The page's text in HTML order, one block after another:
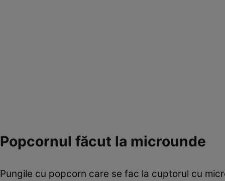
Popcornul făcut la microunde
Pungile cu popcorn care se fac la cuptorul cu